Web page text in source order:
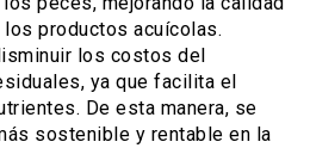
productos acuícolas.
los costos del
ya que facilita el
De esta manera, se
sostenible y rentable en la